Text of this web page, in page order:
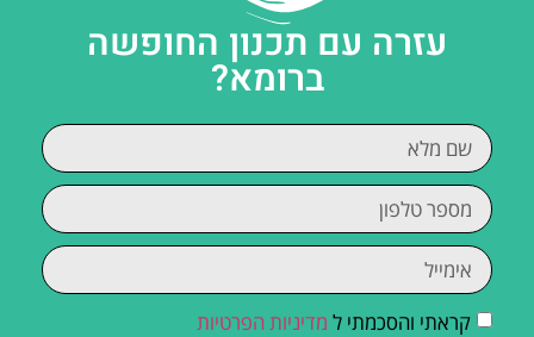
עזרה עם תכנון החופשה
ברומא?
קראתי והסכמתי ל מדיניות הפרטיות